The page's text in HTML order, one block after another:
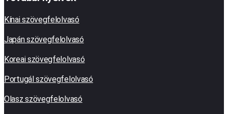
Kínai szövegfelolvasó
Japán szövegfelolvasó
Koreai szövegfelolvasó
Portugál szövegfelolvasó
Olasz szövegfelolvasó